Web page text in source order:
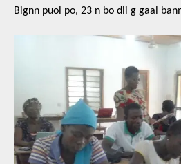
Bignn puol po, 23 n bo dii g gaal